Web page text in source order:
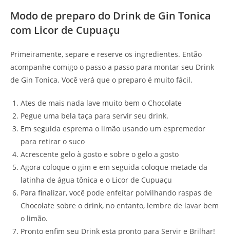
Modo de preparo do Drink de Gin Tonica
com Licor de Cupuaçu
Primeiramente, separe e reserve os ingredientes. Então
acompanhe comigo o passo a passo para montar seu Drink
de Gin Tonica. Você verá que o preparo é muito fácil.
Ates de mais nada lave muito bem o Chocolate
Pegue uma bela taça para servir seu drink.
Em seguida esprema o limão usando um espremedor
para retirar o suco
Acrescente gelo à gosto e sobre o gelo a gosto
Agora coloque o gim e em seguida coloque metade da
latinha de água tônica e o Licor de Cupuaçu
Para finalizar, você pode enfeitar polvilhando raspas de
Chocolate sobre o drink, no entanto, lembre de lavar bem
o limão.
Pronto enfim seu Drink esta pronto para Servir e Brilhar!